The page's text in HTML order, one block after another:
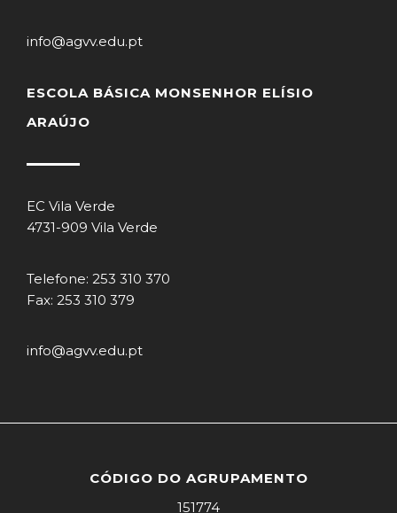
info@agvv.edu.pt
ESCOLA BÁSICA MONSENHOR ELÍSIO
ARAÚJO
EC Vila Verde
4731-909 Vila Verde
Telefone: 253 310 370
Fax: 253 310 379
info@agvv.edu.pt
CÓDIGO DO AGRUPAMENTO
151774